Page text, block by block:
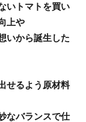
いトマトを買い
上や
いから誕生した
せるよう原材料
なバランスで仕